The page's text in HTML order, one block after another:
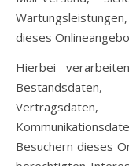
dieses
Hierbei
Besuchern dieses